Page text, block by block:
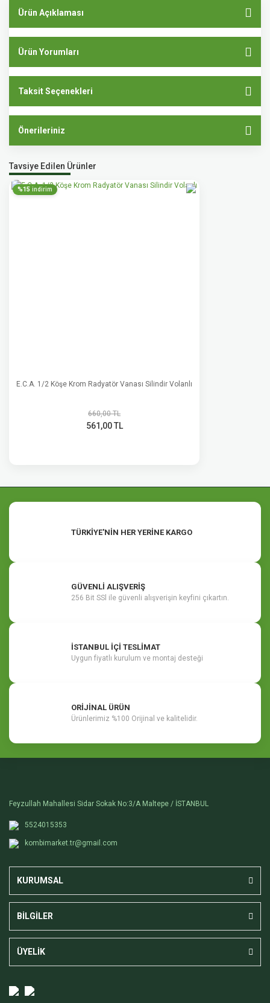
Ürün Açıklaması
Ürün Yorumları
Taksit Seçenekleri
Önerileriniz
Tavsiye Edilen Ürünler
%15 indirim
E.C.A. 1/2 Köşe Krom Radyatör Vanası Silindir Volanlı
660,00 TL
561,00 TL
TÜRKİYE'NİN HER YERİNE KARGO
GÜVENLİ ALIŞVERİŞ
256 Bit SSl ile güvenli alışverişin keyfini çıkartın.
İSTANBUL İÇİ TESLİMAT
Uygun fiyatlı kurulum ve montaj desteği
ORİJİNAL ÜRÜN
Ürünlerimiz %100 Orijinal ve kalitelidir.
Feyzullah Mahallesi Sidar Sokak No:3/A Maltepe / İSTANBUL
5524015353
kombimarket.tr@gmail.com
KURUMSAL
BİLGİLER
ÜYELİK